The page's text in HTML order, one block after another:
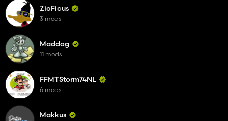
ZioFicus
3 mods
Maddog
11 mods
FFMTStorm74NL
6 mods
Makkus